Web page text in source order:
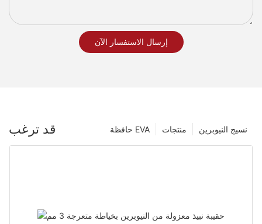
إرسال الاستفسار الآن
قد ترغب نسيج النيوبرين منتجات حافظة EVA